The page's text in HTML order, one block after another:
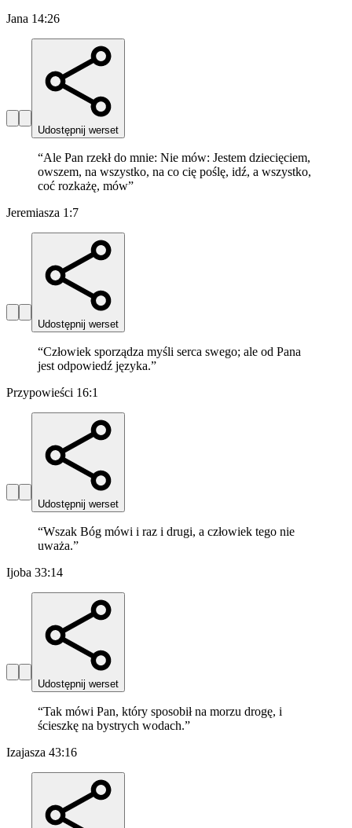
Jana 14:26
Udostępnij werset
“Ale Pan rzekł do mnie: Nie mów: Jestem dziecięciem,
owszem, na wszystko, na co cię poślę, idź, a wszystko,
coć rozkażę, mów”
Jeremiasza 1:7
Udostępnij werset
“Człowiek sporządza myśli serca swego; ale od Pana
jest odpowiedź języka.”
Przypowieści 16:1
Udostępnij werset
“Wszak Bóg mówi i raz i drugi, a człowiek tego nie
uważa.”
Ijoba 33:14
Udostępnij werset
“Tak mówi Pan, który sposobił na morzu drogę, i
ścieszkę na bystrych wodach.”
Izajasza 43:16